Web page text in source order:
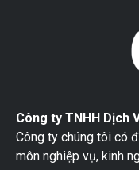
Công ty TNHH Dịch
Công ty chúng tôi có
môn nghiệp vụ, kinh